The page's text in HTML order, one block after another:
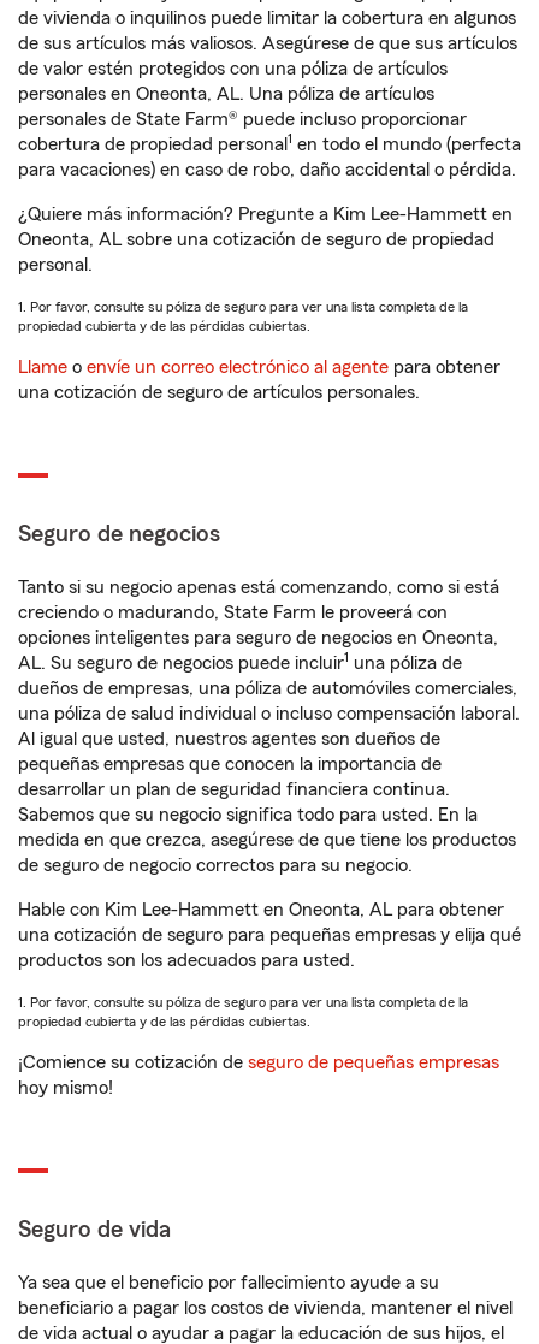
de vivienda o inquilinos puede limitar la cobertura en algunos
de sus artículos más valiosos. Asegúrese de que sus artículos
de valor estén protegidos con una póliza de artículos
personales en Oneonta, AL. Una póliza de artículos
personales de State Farm® puede incluso proporcionar
cobertura de propiedad personal 1 en todo el mundo (perfecta
para vacaciones) en caso de robo, daño accidental o pérdida.
¿Quiere más información? Pregunte a Kim Lee-Hammett en
Oneonta, AL sobre una cotización de seguro de propiedad
personal.
1. Por favor, consulte su póliza de seguro para ver una lista completa de la
propiedad cubierta y de las pérdidas cubiertas.
Llame o envíe un correo electrónico al agente para obtener
una cotización de seguro de artículos personales.
Seguro de negocios
Tanto si su negocio apenas está comenzando, como si está
creciendo o madurando, State Farm le proveerá con
opciones inteligentes para seguro de negocios en Oneonta,
AL. Su seguro de negocios puede incluir1 una póliza de
dueños de empresas, una póliza de automóviles comerciales,
una póliza de salud individual o incluso compensación laboral.
Al igual que usted, nuestros agentes son dueños de
pequeñas empresas que conocen la importancia de
desarrollar un plan de seguridad financiera continua.
Sabemos que su negocio significa todo para usted. En la
medida en que crezca, asegúrese de que tiene los productos
de seguro de negocio correctos para su negocio.
Hable con Kim Lee-Hammett en Oneonta, AL para obtener
una cotización de seguro para pequeñas empresas y elija qué
productos son los adecuados para usted.
1. Por favor, consulte su póliza de seguro para ver una lista completa de la
propiedad cubierta y de las pérdidas cubiertas.
¡Comience su cotización de seguro de pequeñas empresas
hoy mismo!
Seguro de vida
Ya sea que el beneficio por fallecimiento ayude a su
beneficiario a pagar los costos de vivienda, mantener el nivel
de vida actual o ayudar a pagar la educación de sus hijos, el